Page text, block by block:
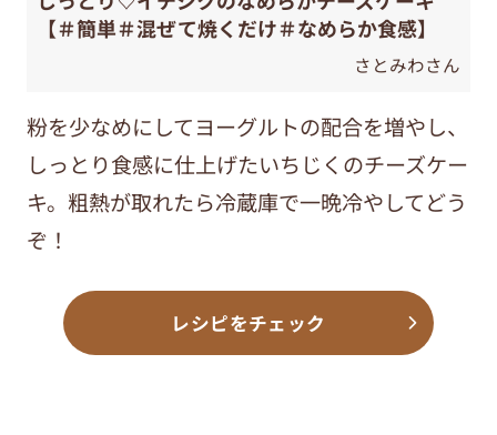
【＃簡単＃混ぜて焼くだけ＃なめらか食感】
さとみわさん
粉を少なめにしてヨーグルトの配合を増やし、
しっとり食感に仕上げたいちじくのチーズケー
キ。粗熱が取れたら冷蔵庫で一晩冷やしてどう
ぞ！
レシピをチェック